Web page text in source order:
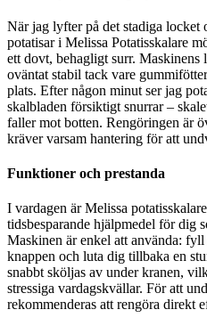
När jag lyfter på det stadiga locket
potatisar i Melissa Potatisskalare
ett dovt, behagligt surr.
oväntat stabil tack vare
plats. Efter någon minut ser jag
skalbladen försiktigt snurrar –
faller mot botten. Rengöringen är
kräver varsam hantering för att
Funktioner och prestanda
I vardagen är Melissa
tidsbesparande hjälpmedel för dig
Maskinen är enkel att använda:
knappen och luta dig tillbaka en
snabbt sköljas av under kranen,
stressiga vardagskvällar. För att
rekommenderas att rengöra direkt